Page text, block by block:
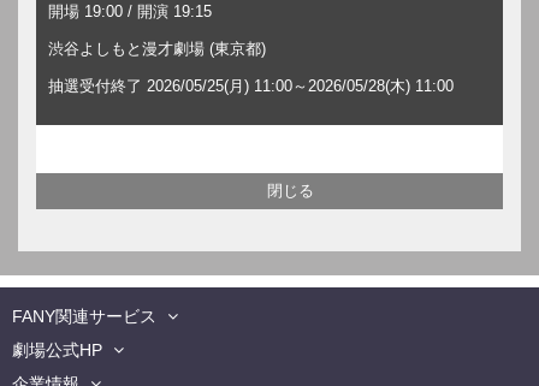
開場 19:00 / 開演 19:15
渋谷よしもと漫才劇場 (東京都)
抽選受付終了 2026/05/25(月) 11:00～2026/05/28(木) 11:00
FANY関連サービス
劇場公式HP